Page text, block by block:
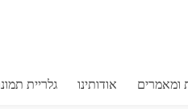
ומאמרים אודותינו גלריית